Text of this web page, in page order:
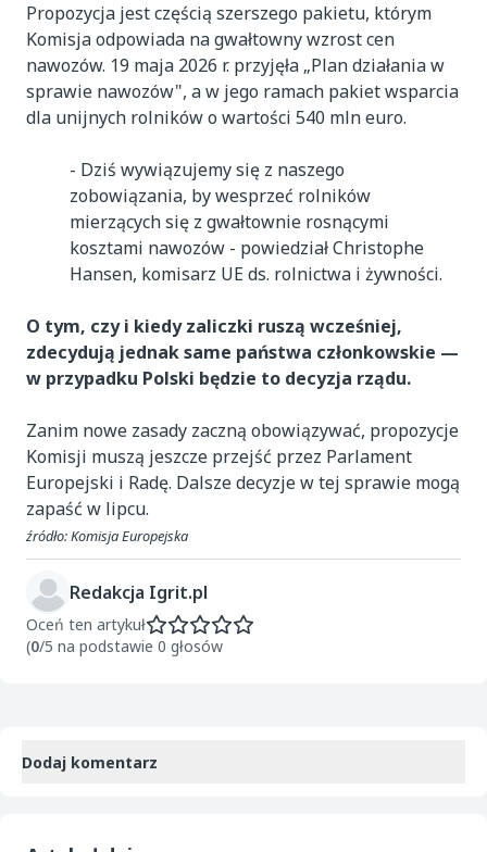
Propozycja jest częścią szerszego pakietu, którym
Komisja odpowiada na gwałtowny wzrost cen
nawozów. 19 maja 2026 r. przyjęła „Plan działania w
sprawie nawozów", a w jego ramach pakiet wsparcia
dla unijnych rolników o wartości 540 mln euro.
- Dziś wywiązujemy się z naszego
zobowiązania, by wesprzeć rolników
mierzących się z gwałtownie rosnącymi
kosztami nawozów - powiedział Christophe
Hansen, komisarz UE ds. rolnictwa i żywności.
O tym, czy i kiedy zaliczki ruszą wcześniej,
zdecydują jednak same państwa członkowskie —
w przypadku Polski będzie to decyzja rządu.
Zanim nowe zasady zaczną obowiązywać, propozycje
Komisji muszą jeszcze przejść przez Parlament
Europejski i Radę. Dalsze decyzje w tej sprawie mogą
zapaść w lipcu.
źródło: Komisja Europejska
Redakcja Igrit.pl
Oceń ten artykuł
(0/5 na podstawie 0 głosów
Dodaj komentarz